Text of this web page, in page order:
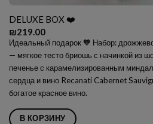
DELUXE BOX ❤️
₪219.00
Идеальный подарок 🧡 Набор:
— мягкое тесто бриошь с начинкой из
печенье с карамелизированным
сердца и вино Recanati Cabernet
богатое красное вино.
В КОРЗИНУ